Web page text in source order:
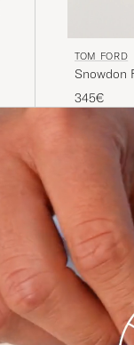
TOM FORD
Snowdon
345€